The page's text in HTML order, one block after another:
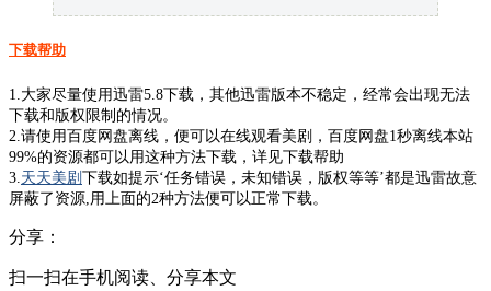
下载帮助
1.大家尽量使用迅雷5.8下载，其他迅雷版本不稳定，经常会出现无法
下载和版权限制的情况。
2.请使用百度网盘离线，便可以在线观看美剧，百度网盘1秒离线本站
99%的资源都可以用这种方法下载，详见下载帮助
3.天天美剧 下载如提示‘任务错误，未知错误，版权等等’都是迅雷故意
屏蔽了资源,用上面的2种方法便可以正常下载。
分享：
扫一扫在手机阅读、分享本文